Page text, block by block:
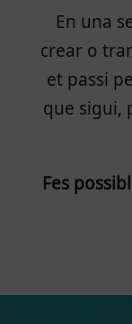
En una
crear o
et passi
que sigui,
Fes